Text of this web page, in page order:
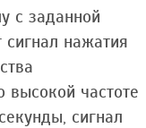
с заданной
сигнал нажатия
высокой частоте
сигнал